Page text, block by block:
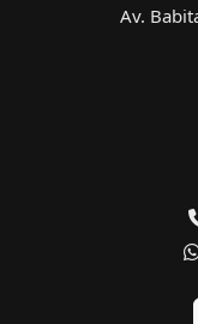
Av.